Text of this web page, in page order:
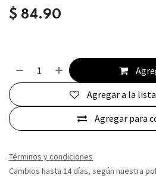
$ 84.90
Agregar para
Agregar a la
Términos y condiciones
Cambios hasta 14 días, según nuestra